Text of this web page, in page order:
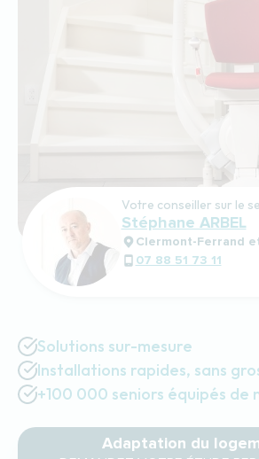
Votre conseiller sur le
Stéphane ARBEL
Clermont-Ferrand
07 88 51 73 11
Solutions sur-mesure
Installations rapides, sans
+100 000 seniors équipés de
Adaptation du